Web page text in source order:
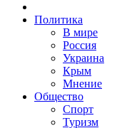
Политика
В мире
Россия
Украина
Крым
Мнение
Общество
Спорт
Туризм